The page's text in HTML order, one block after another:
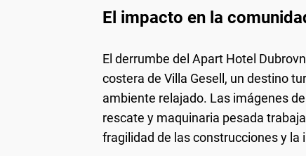
El impacto en la
El derrumbe del Apart Hotel
costera de Villa Gesell, un destino
ambiente relajado. Las imágenes
rescate y maquinaria pesada
fragilidad de las construcciones y